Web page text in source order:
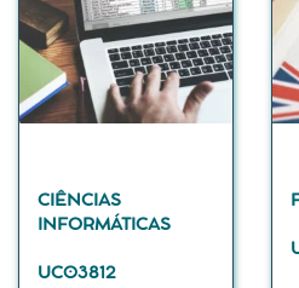
CIÊNCIAS
INFORMÁTICAS
UC03812